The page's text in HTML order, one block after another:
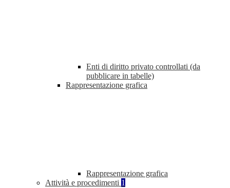
Enti di diritto privato controllati (da
pubblicare in tabelle)
Rappresentazione grafica
Rappresentazione grafica
Attività e procedimenti 1